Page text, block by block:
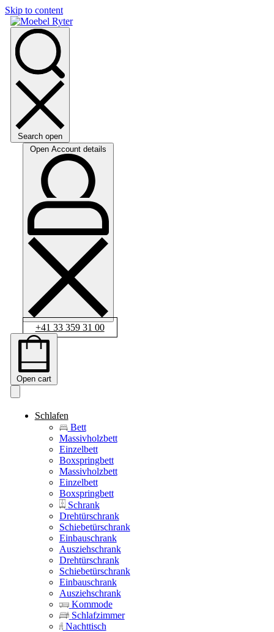
Skip to content
Search open
Open Account details
+41 33 359 31 00
Open cart
Schlafen
Bett
Massivholzbett
Einzelbett
Boxspringbett
Massivholzbett
Einzelbett
Boxspringbett
Schrank
Drehtürschrank
Schiebetürschrank
Einbauschrank
Ausziehschrank
Drehtürschrank
Schiebetürschrank
Einbauschrank
Ausziehschrank
Kommode
Schlafzimmer
Nachttisch